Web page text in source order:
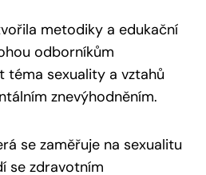
metodiky a edukační
odborníkům
sexuality a vztahů
znevýhodněním.
se zaměřuje na sexualitu
se zdravotním